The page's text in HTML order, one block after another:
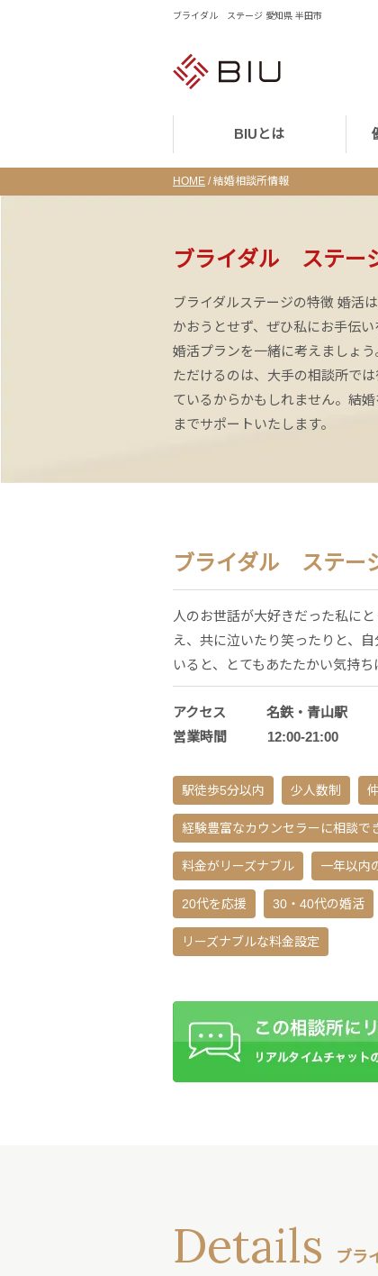
ブライダル ステージ 愛知県 半田市
BIUとは
HOME /結婚相談所情報
ブライダル ステー
ブライダルステージの特徴 婚活
かおうとせず、ぜひ私にお手伝
婚活プランを一緒に考えましょ
ただけるのは、大手の相談所で
ているからかもしれません。結
までサポートいたします。
ブライダル ステー
人のお世話が大好きだった私に
え、共に泣いたり笑ったりと、
いると、とてもあたたかい気持ち
アクセス 名鉄・青山駅
営業時間 12:00-21:00
駅徒歩5分以内 少人数制
経験豊富なカウンセラーに相談で
料金がリーズナブル 一年以内
20代を応援 30・40代の婚活
リーズナブルな料金設定
Details ブラ